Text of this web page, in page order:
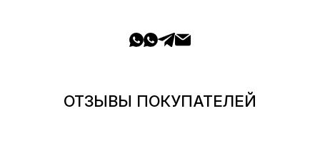
ОТЗЫВЫ ПОКУПАТЕЛЕЙ